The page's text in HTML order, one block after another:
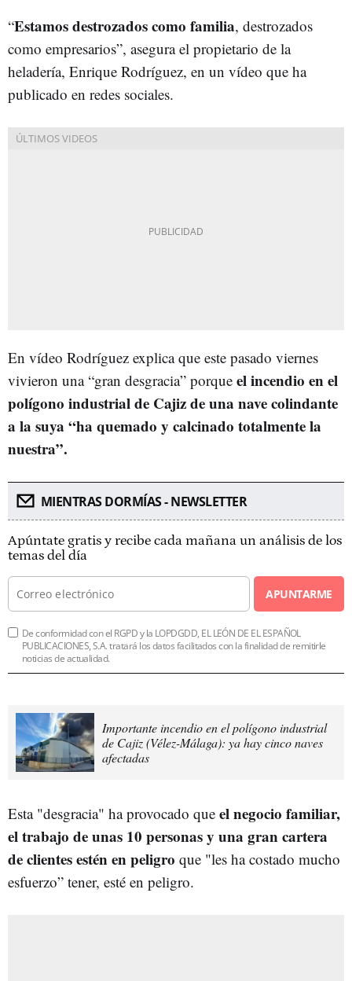
“Estamos destrozados como familia, destrozados
como empresarios”, asegura el propietario de la
heladería, Enrique Rodríguez, en un vídeo que ha
publicado en redes sociales.
En vídeo Rodríguez explica que este pasado viernes
vivieron una “gran desgracia” porque el incendio en el
polígono industrial de Cajiz de una nave colindante
a la suya “ha quemado y calcinado totalmente la
nuestra”.
MIENTRAS DORMÍAS - NEWSLETTER
Apúntate gratis y recibe cada mañana un análisis de los
temas del día
APUNTARME
De conformidad con el RGPD y la LOPDGDD, EL LEÓN DE EL ESPAÑOL
PUBLICACIONES, S.A. tratará los datos facilitados con la finalidad de remitirle
noticias de actualidad.
Importante incendio en el polígono industrial
de Cajiz (Vélez-Málaga): ya hay cinco naves
afectadas
Esta "desgracia" ha provocado que el negocio familiar,
el trabajo de unas 10 personas y una gran cartera
de clientes estén en peligro que "les ha costado mucho
esfuerzo” tener, esté en peligro.